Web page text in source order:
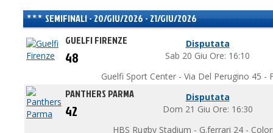
SEMIFINALI - 20/GIU/2026 - 21/GIU/2026
GUELFI FIRENZE
Disputata
Sab 20 Giu Ore: 16:10
48
Guelfi Sport Center - Via Del Perugino 45 -
PANTHERS PARMA
Disputata
Dom 21 Giu Ore: 16:30
42
HBS Rugby Stadium - G.ferrari 24 -